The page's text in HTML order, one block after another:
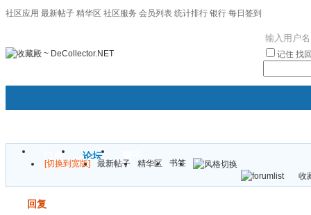
社区应用 最新帖子 精华区 社区服务 会员列表 统计排行 银行 每日签到
记住 找
门户 论坛
[切换到宽版] 最新帖子 精华区
书签
收
回复